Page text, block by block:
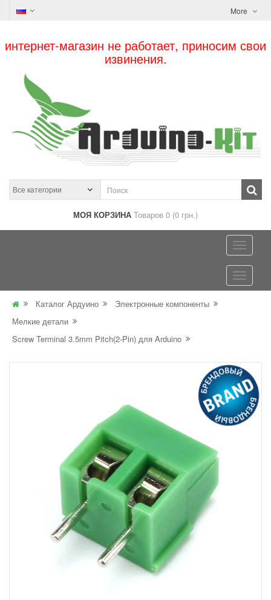
More
интернет-магазин не работает, приносим свои
извинения.
МОЯ КОРЗИНА Товаров 0 (0 грн.)
Каталог Ардуино
Электронные компоненты
Мелкие детали
Screw Terminal 3.5mm Pitch(2-Pin) для Arduino